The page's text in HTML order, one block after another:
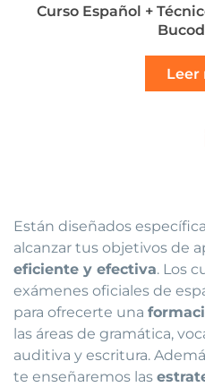
Curso Español +
Leer
Están diseñados
alcanzar tus objetivos de
eficiente y efectiva. Los
exámenes oficiales de
para ofrecerte una
las áreas de gramática,
auditiva y escritura.
te enseñaremos las